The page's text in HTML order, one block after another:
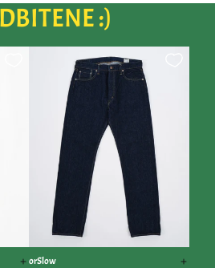
:)
orSlow